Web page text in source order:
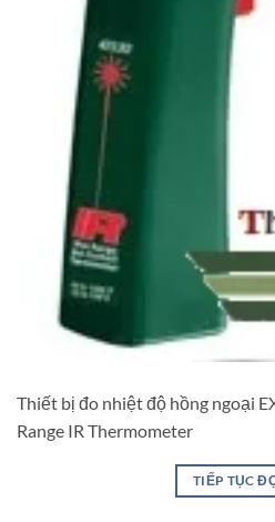
Thiết bị đo nhiệt độ hồng ngoại
Range IR Thermometer
TIẾP TỤC